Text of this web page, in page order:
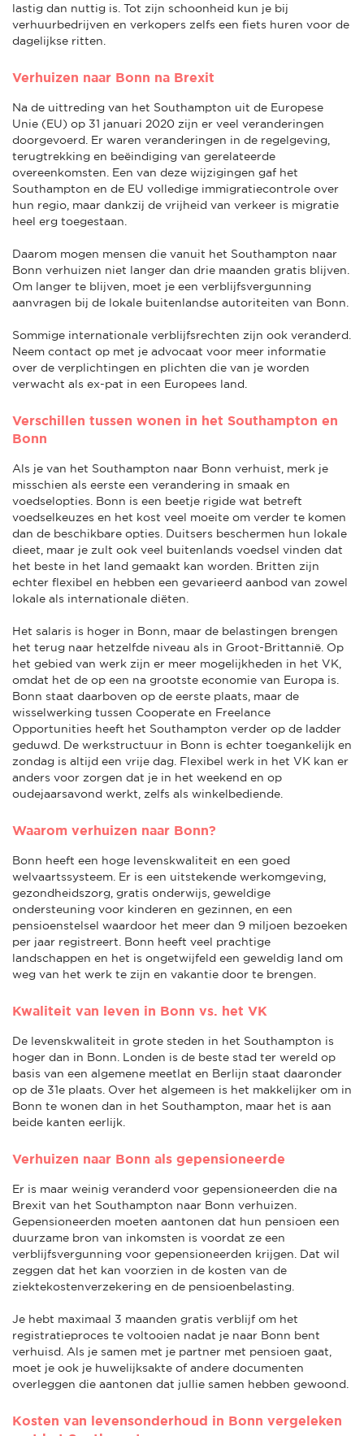
lastig dan nuttig is. Tot zijn schoonheid kun je bij
verhuurbedrijven en verkopers zelfs een fiets huren voor de
dagelijkse ritten.
Verhuizen naar Bonn na Brexit
Na de uittreding van het Southampton uit de Europese
Unie (EU) op 31 januari 2020 zijn er veel veranderingen
doorgevoerd. Er waren veranderingen in de regelgeving,
terugtrekking en beëindiging van gerelateerde
overeenkomsten. Een van deze wijzigingen gaf het
Southampton en de EU volledige immigratiecontrole over
hun regio, maar dankzij de vrijheid van verkeer is migratie
heel erg toegestaan.
Daarom mogen mensen die vanuit het Southampton naar
Bonn verhuizen niet langer dan drie maanden gratis blijven.
Om langer te blijven, moet je een verblijfsvergunning
aanvragen bij de lokale buitenlandse autoriteiten van Bonn.
Sommige internationale verblijfsrechten zijn ook veranderd.
Neem contact op met je advocaat voor meer informatie
over de verplichtingen en plichten die van je worden
verwacht als ex-pat in een Europees land.
Verschillen tussen wonen in het Southampton en
Bonn
Als je van het Southampton naar Bonn verhuist, merk je
misschien als eerste een verandering in smaak en
voedselopties. Bonn is een beetje rigide wat betreft
voedselkeuzes en het kost veel moeite om verder te komen
dan de beschikbare opties. Duitsers beschermen hun lokale
dieet, maar je zult ook veel buitenlands voedsel vinden dat
het beste in het land gemaakt kan worden. Britten zijn
echter flexibel en hebben een gevarieerd aanbod van zowel
lokale als internationale diëten.
Het salaris is hoger in Bonn, maar de belastingen brengen
het terug naar hetzelfde niveau als in Groot-Brittannië. Op
het gebied van werk zijn er meer mogelijkheden in het VK,
omdat het de op een na grootste economie van Europa is.
Bonn staat daarboven op de eerste plaats, maar de
wisselwerking tussen Cooperate en Freelance
Opportunities heeft het Southampton verder op de ladder
geduwd. De werkstructuur in Bonn is echter toegankelijk en
zondag is altijd een vrije dag. Flexibel werk in het VK kan er
anders voor zorgen dat je in het weekend en op
oudejaarsavond werkt, zelfs als winkelbediende.
Waarom verhuizen naar Bonn?
Bonn heeft een hoge levenskwaliteit en een goed
welvaartssysteem. Er is een uitstekende werkomgeving,
gezondheidszorg, gratis onderwijs, geweldige
ondersteuning voor kinderen en gezinnen, en een
pensioenstelsel waardoor het meer dan 9 miljoen bezoeken
per jaar registreert. Bonn heeft veel prachtige
landschappen en het is ongetwijfeld een geweldig land om
weg van het werk te zijn en vakantie door te brengen.
Kwaliteit van leven in Bonn vs. het VK
De levenskwaliteit in grote steden in het Southampton is
hoger dan in Bonn. Londen is de beste stad ter wereld op
basis van een algemene meetlat en Berlijn staat daaronder
op de 31e plaats. Over het algemeen is het makkelijker om in
Bonn te wonen dan in het Southampton, maar het is aan
beide kanten eerlijk.
Verhuizen naar Bonn als gepensioneerde
Er is maar weinig veranderd voor gepensioneerden die na
Brexit van het Southampton naar Bonn verhuizen.
Gepensioneerden moeten aantonen dat hun pensioen een
duurzame bron van inkomsten is voordat ze een
verblijfsvergunning voor gepensioneerden krijgen. Dat wil
zeggen dat het kan voorzien in de kosten van de
ziektekostenverzekering en de pensioenbelasting.
Je hebt maximaal 3 maanden gratis verblijf om het
registratieproces te voltooien nadat je naar Bonn bent
verhuisd. Als je samen met je partner met pensioen gaat,
moet je ook je huwelijksakte of andere documenten
overleggen die aantonen dat jullie samen hebben gewoond.
Kosten van levensonderhoud in Bonn vergeleken